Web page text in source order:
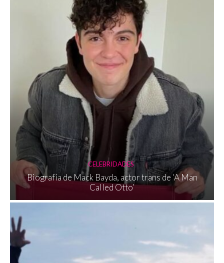
CELEBRIDADES
Biografía de Mack Bayda, actor trans de ‘A Man
Called Otto’